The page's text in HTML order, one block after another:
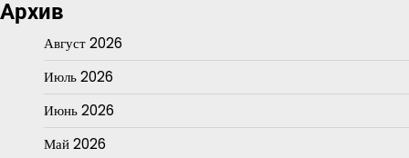
Архив
Август 2026
Июль 2026
Июнь 2026
Май 2026